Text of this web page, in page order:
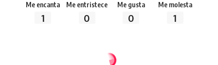
Me encanta
1
Me entristece
0
Me gusta
0
Me molesta
1